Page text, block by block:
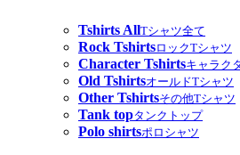
Tshirts AllTシャツ全て
Rock TshirtsロックTシャツ
Character Tshirtsキャラク
Old TshirtsオールドTシャツ
Other Tshirtsその他Tシャツ
Tank topタンクトップ
Polo shirtsポロシャツ